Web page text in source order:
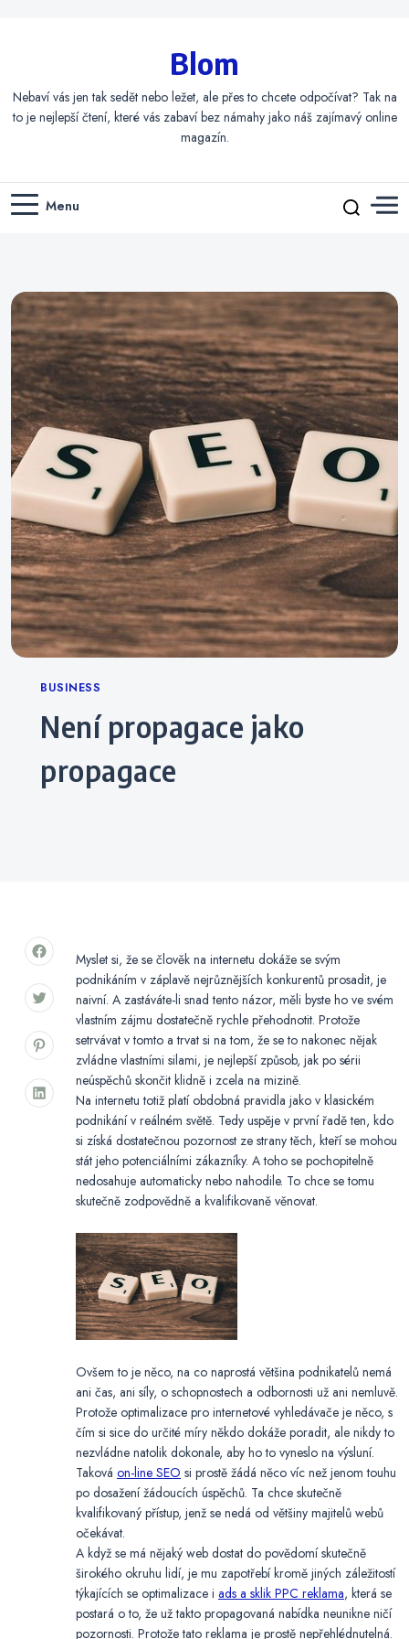
Blom
Nebaví vás jen tak sedět nebo ležet, ale přes to chcete odpočívat? Tak na
to je nejlepší čtení, které vás zabaví bez námahy jako náš zajímavý online
magazín.
Menu
Categories
BUSINESS
Není propagace jako
propagace
Myslet si, že se člověk na internetu dokáže se svým
podnikáním v záplavě nejrůznějších konkurentů prosadit, je
naivní. A zastáváte-li snad tento názor, měli byste ho ve svém
vlastním zájmu dostatečně rychle přehodnotit. Protože
setrvávat v tomto a trvat si na tom, že se to nakonec nějak
zvládne vlastními silami, je nejlepší způsob, jak po sérii
neúspěchů skončit klidně i zcela na mizině.
Na internetu totiž platí obdobná pravidla jako v klasickém
podnikání v reálném světě. Tedy uspěje v první řadě ten, kdo
si získá dostatečnou pozornost ze strany těch, kteří se mohou
stát jeho potenciálními zákazníky. A toho se pochopitelně
nedosahuje automaticky nebo nahodile. To chce se tomu
skutečně zodpovědně a kvalifikovaně věnovat.
Ovšem to je něco, na co naprostá většina podnikatelů nemá
ani čas, ani síly, o schopnostech a odbornosti už ani nemluvě.
Protože optimalizace pro internetové vyhledávače je něco, s
čím si sice do určité míry někdo dokáže poradit, ale nikdy to
nezvládne natolik dokonale, aby ho to vyneslo na výsluní.
Taková on-line SEO si prostě žádá něco víc než jenom touhu
po dosažení žádoucích úspěchů. Ta chce skutečně
kvalifikovaný přístup, jenž se nedá od většiny majitelů webů
očekávat.
A když se má nějaký web dostat do povědomí skutečně
širokého okruhu lidí, je mu zapotřebí kromě jiných záležitostí
týkajících se optimalizace i ads a sklik PPC reklama, která se
postará o to, že už takto propagovaná nabídka neunikne ničí
pozornosti. Protože tato reklama je prostě nepřehlédnutelná.